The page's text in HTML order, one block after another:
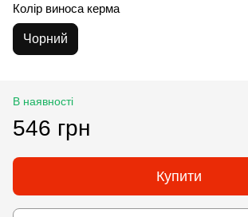
Колір виноса керма
Чорний
В наявності
546 грн
Купити